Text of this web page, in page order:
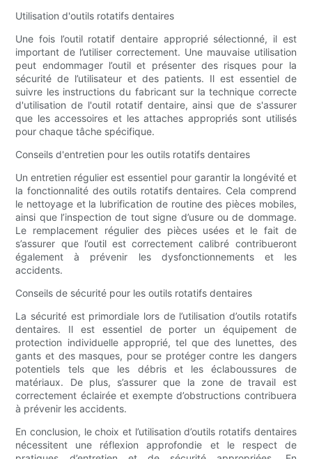
Utilisation d'outils rotatifs dentaires
Une fois l’outil rotatif dentaire approprié sélectionné, il est
important de l’utiliser correctement. Une mauvaise utilisation
peut endommager l’outil et présenter des risques pour la
sécurité de l’utilisateur et des patients. Il est essentiel de
suivre les instructions du fabricant sur la technique correcte
d'utilisation de l'outil rotatif dentaire, ainsi que de s'assurer
que les accessoires et les attaches appropriés sont utilisés
pour chaque tâche spécifique.
Conseils d'entretien pour les outils rotatifs dentaires
Un entretien régulier est essentiel pour garantir la longévité et
la fonctionnalité des outils rotatifs dentaires. Cela comprend
le nettoyage et la lubrification de routine des pièces mobiles,
ainsi que l’inspection de tout signe d’usure ou de dommage.
Le remplacement régulier des pièces usées et le fait de
s’assurer que l’outil est correctement calibré contribueront
également à prévenir les dysfonctionnements et les
accidents.
Conseils de sécurité pour les outils rotatifs dentaires
La sécurité est primordiale lors de l’utilisation d’outils rotatifs
dentaires. Il est essentiel de porter un équipement de
protection individuelle approprié, tel que des lunettes, des
gants et des masques, pour se protéger contre les dangers
potentiels tels que les débris et les éclaboussures de
matériaux. De plus, s’assurer que la zone de travail est
correctement éclairée et exempte d’obstructions contribuera
à prévenir les accidents.
En conclusion, le choix et l’utilisation d’outils rotatifs dentaires
nécessitent une réflexion approfondie et le respect de